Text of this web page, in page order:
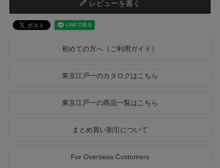
レビューを書く
初めての方へ（ご利用ガイド）
東京江戸一のカタログはこちら
東京江戸一の商品一覧はこちら
まとめ買い割引について
For Overseas Customers